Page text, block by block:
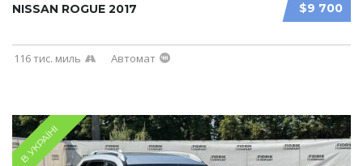
$9 700
NISSAN ROGUE 2017
116 тис. миль Автомат
В УКРАЇНІ